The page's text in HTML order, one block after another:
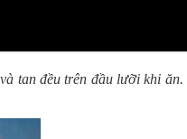
tan đều trên đầu lưỡi khi ăn.